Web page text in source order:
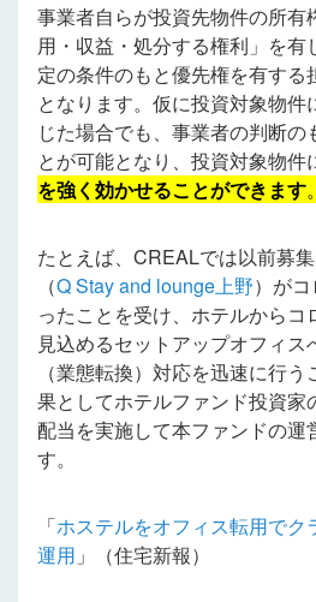
事業者自らが投資先物件の所有
用・収益・処分する権利」を有
定の条件のもと優先権を有する
となります。仮に投資対象物件
じた場合でも、事業者の判断の
とが可能となり、投資対象物件
を強く効かせることができます。
たとえば、CREALでは以前募
（Q Stay and lounge上野）が
ったことを受け、ホテルから
見込めるセットアップオフィス
（業態転換）対応を迅速に行
果としてホテルファンド投資家
配当を実施して本ファンドの運
す。
「ホステルをオフィス転用でク
運用 」（住宅新報）